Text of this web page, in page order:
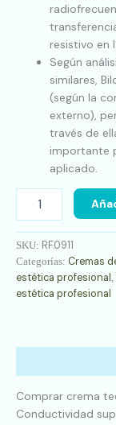
resistivo en
Según
similares,
(según la
externo),
través de
importante
aplicado.
SKU: RF.0911
Categorías: Cremas
estética profesional ,
estética profesional
Comprar crema
Conductividad